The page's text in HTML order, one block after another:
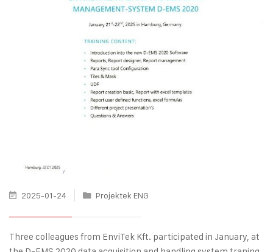
2025-01-24 Projektek ENG
Three colleagues from EnviTek Kft. participated in January, at